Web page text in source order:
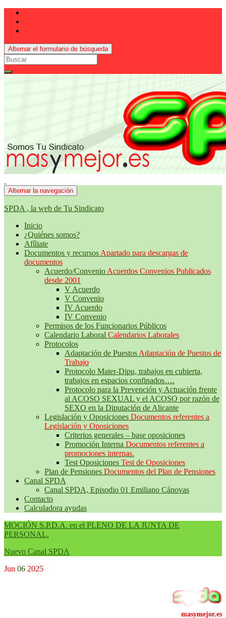
Alternar el formulario de búsqueda
Search
for:
Alternar la navegación
SPDA , la web de Tu Sindicato
Inicio
¿Quiénes somos?
Afíliate
Documentos y recursos Apartado para descargas de
documentos
Acuerdo/Convenio Acuerdos Convenios Publicados
desde 2001
V Acuerdo
V Convenio
IV Acuerdo
IV Convenio
Permisos de los Funcionarios Públicos
Calendario Laboral Calendarios Laborales
Protocolos
Adaptación de Puestos Adaptación de Puestos de
Trabajo
Protocolo Mater-Dipu, trabajos en cubierta,
trabajos en espacios confinados….
Protocolo para la Prevención y Actuación frente
al ACOSO SEXUAL y el ACOSO por razón de
SEXO en la Diputación de Alicante
Legislación y Oposiciones Documentos referentes a
Legislación y Oposiciones
Criterios generales – base oposiciones
Promoción Interna Documentos referentes a
promociones internas.
Test Oposiciones Test de Oposiciones
Plan de Pensiones Documentos del Plan de Pensiones
Canal SPDA
Canal SPDA, Episodio 01 Emiliano Cánovas
Contacto
Calculadora ayudas
MOCIÓN S.P.D.A. en el PLENO DE LA JUNTA DE
PERSONAL.
Nuevo Canal SPDA
Jun 06 2025